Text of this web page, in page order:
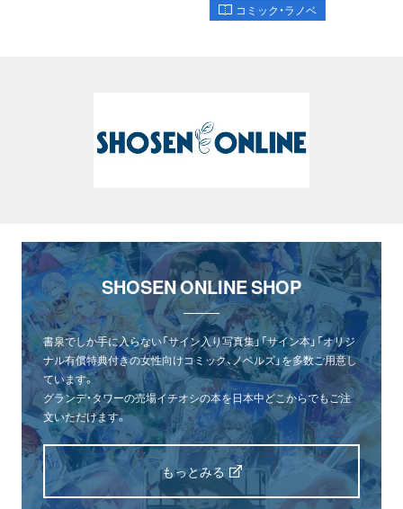
コミック・ラノベ
SHOSEN ONLINE SHOP
書泉でしか手に入らない「サイン入り写真集」「サイン本」「オリジ
ナル有償特典付きの女性向けコミック、ノベルズ」を多数ご用意し
ています。
グランデ・タワーの売場イチオシの本を日本中どこからでもご注
文いただけます。
もっとみる